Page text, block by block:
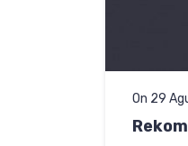
On 29